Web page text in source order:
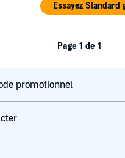
Essayez Standard
Page 1 de 1
promotionnel